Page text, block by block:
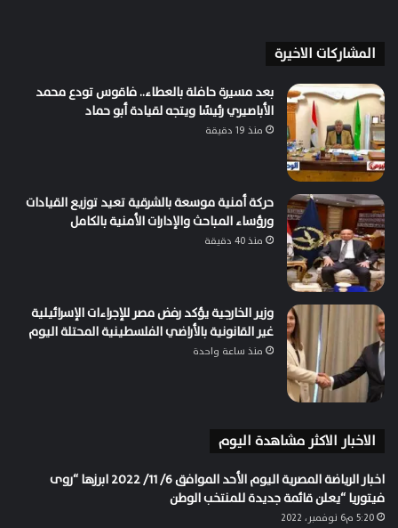
المشاركات الاخيرة
بعد مسيرة حافلة بالعطاء.. فاقوس تودع محمد
الأباصيري رئيسًا ويتجه لقيادة أبو حماد
منذ 19 دقيقة
حركة أمنية موسعة بالشرقية تعيد توزيع القيادات
ورؤساء المباحث والإدارات الأمنية بالكامل
منذ 40 دقيقة
وزير الخارجية يؤكد رفض مصر للإجراءات الإسرائيلية
غير القانونية بالأراضي الفلسطينية المحتلة اليوم
منذ ساعة واحدة
الاخبار الاكثر مشاهدة اليوم
اخبار الرياضة المصرية اليوم الأحد الموافق 6/ 11/ 2022 ابرزها “روى
فيتوريا “يعلن قائمة جديدة للمنتخب الوطن
5:20 م6 نوفمبر، 2022